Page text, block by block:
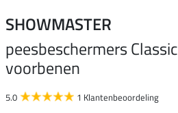
SHOWMASTER
peesbeschermers Classic
voorbenen
5.0 1 Klantenbeoordeling